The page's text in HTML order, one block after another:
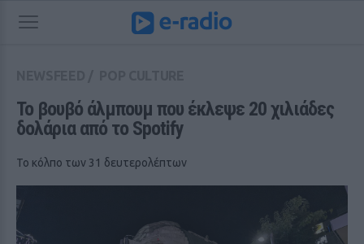
Το βουβό άλμπουμ που έκλεψε 20 χιλιάδες
δολάρια από το Spotify
Το κόλπο των 31 δευτερολέπτων